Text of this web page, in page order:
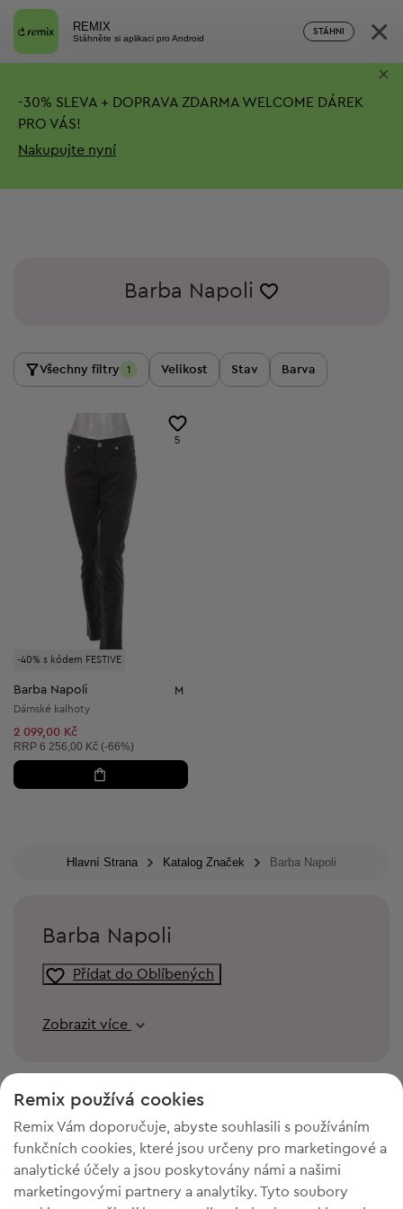
REMIX
Stáhněte si aplikaci pro Android
STÁHNI ×
-30% SLEVA + DOPRAVA ZDARMA WELCOME DÁREK
PRO VÁS!
Nakupujte nyní
×
Barba Napoli
Všechny filtry 1 Velikost Stav Barva
-40% s kódem FESTIVE
5
Barba Napoli M
Dámské kalhoty
2 099,00 Kč
Doporučená cena:
RRP 6 256,00 Kč (-66%)
Hlavní Strana Katalog Značek Barba Napoli
Barba Napoli
Přídat do Oblíbených
Zobrazit více
Remix používá cookies
Remix Vám doporučuje, abyste souhlasili s používáním
funkčních cookies, které jsou určeny pro marketingové a
analytické účely a jsou poskytovány námi a našimi
marketingovými partnery a analytiky. Tyto soubory